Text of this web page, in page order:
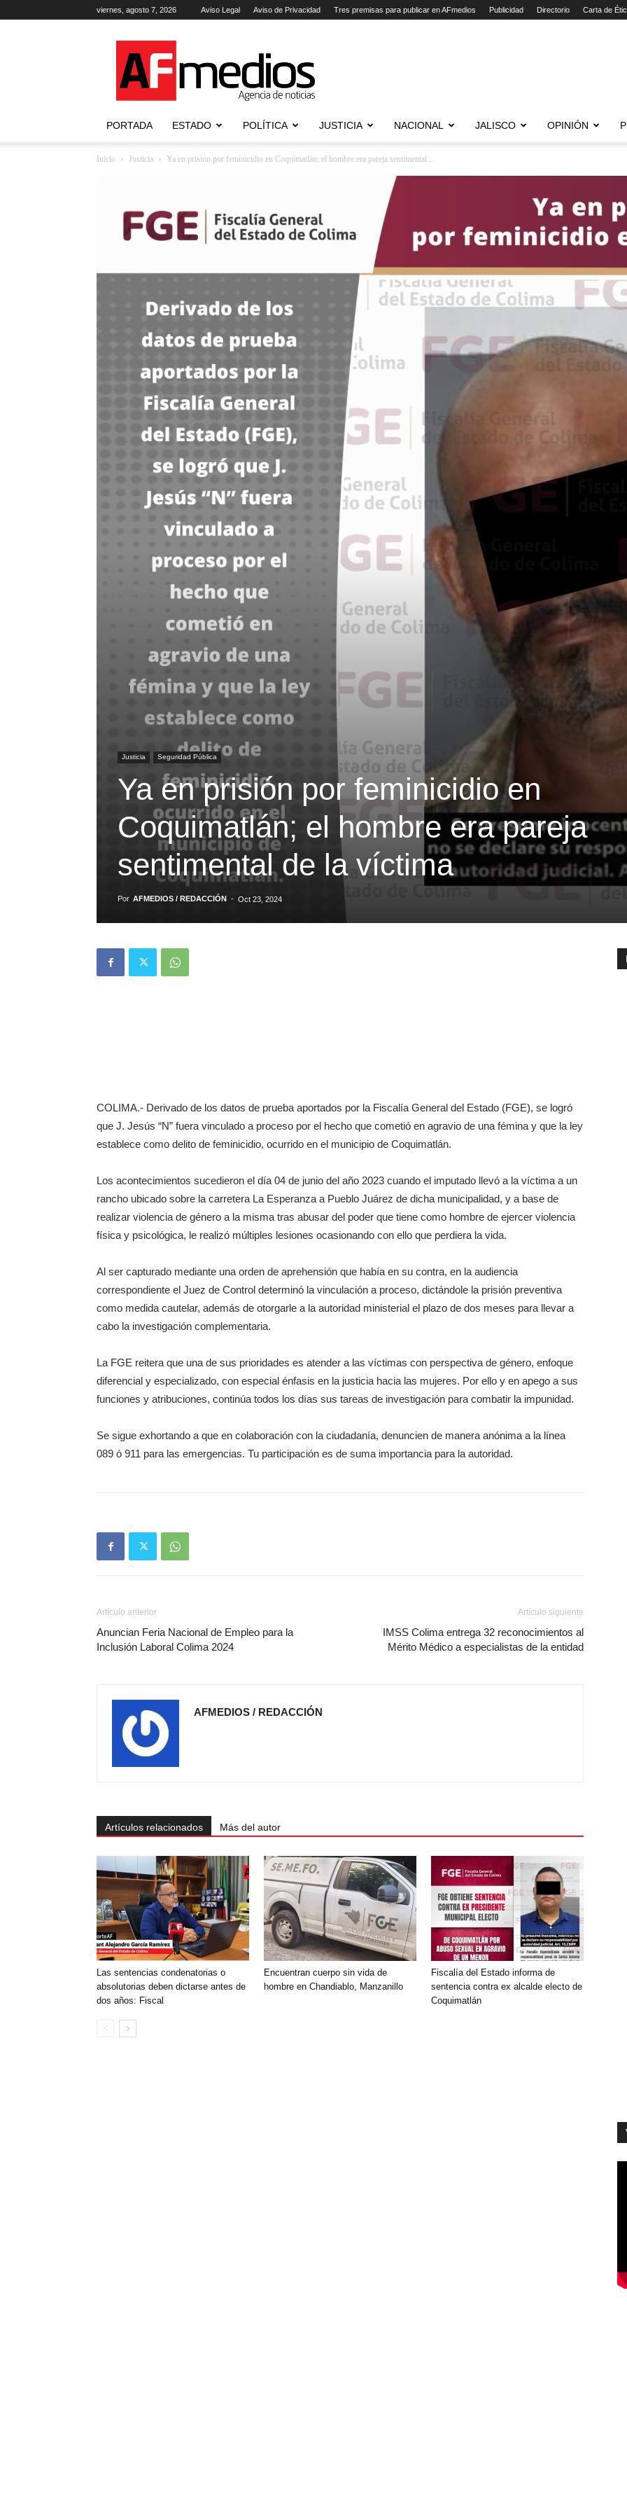
viernes, agosto 7, 2026 Aviso Legal Aviso de Privacidad Tres premisas para publicar en AFmedios Publicidad Directorio Carta de
Agencia
de
Noticias
PORTADA ESTADO POLÍTICA JUSTICIA NACIONAL JALISCO OPINIÓN
Inicio Justicia Ya en prisión por feminicidio en Coquimatlán; el hombre era pareja sentimental...
Justicia Seguridad Pública
Ya en prisión por feminicidio en
Coquimatlán; el hombre era pareja
sentimental de la víctima
Por AFMEDIOS / REDACCIÓN - Oct 23, 2024
COLIMA.- Derivado de los datos de prueba aportados por la Fiscalía General del Estado (FGE), se logró
que J. Jesús “N” fuera vinculado a proceso por el hecho que cometió en agravio de una fémina y que la ley
establece como delito de feminicidio, ocurrido en el municipio de Coquimatlán.
Los acontecimientos sucedieron el día 04 de junio del año 2023 cuando el imputado llevó a la víctima a un
rancho ubicado sobre la carretera La Esperanza a Pueblo Juárez de dicha municipalidad, y a base de
realizar violencia de género a la misma tras abusar del poder que tiene como hombre de ejercer violencia
física y psicológica, le realizó múltiples lesiones ocasionando con ello que perdiera la vida.
Al ser capturado mediante una orden de aprehensión que había en su contra, en la audiencia
correspondiente el Juez de Control determinó la vinculación a proceso, dictándole la prisión preventiva
como medida cautelar, además de otorgarle a la autoridad ministerial el plazo de dos meses para llevar a
cabo la investigación complementaria.
La FGE reitera que una de sus prioridades es atender a las víctimas con perspectiva de género, enfoque
diferencial y especializado, con especial énfasis en la justicia hacia las mujeres. Por ello y en apego a sus
funciones y atribuciones, continúa todos los días sus tareas de investigación para combatir la impunidad.
Se sigue exhortando a que en colaboración con la ciudadanía, denuncien de manera anónima a la línea
089 ó 911 para las emergencias. Tu participación es de suma importancia para la autoridad.
Artículo anterior
Anuncian Feria Nacional de Empleo para la
Inclusión Laboral Colima 2024
Artículo siguiente
IMSS Colima entrega 32 reconocimientos al
Mérito Médico a especialistas de la entidad
AFMEDIOS / REDACCIÓN
Artículos relacionados Más del autor
Las sentencias condenatorias o
absolutorias deben dictarse antes de
dos años: Fiscal
Encuentran cuerpo sin vida de
hombre en Chandiablo, Manzanillo
Fiscalía del Estado informa de
sentencia contra ex alcalde electo de
Coquimatlán